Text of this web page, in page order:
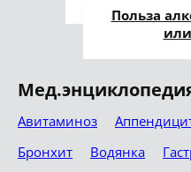
Польза
Авитаминоз
Бронхит
Водянка